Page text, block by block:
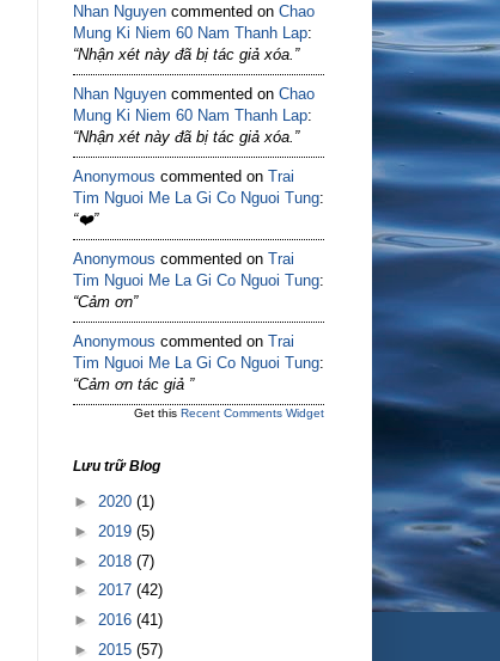
Nhan Nguyen commented on Chao
Mung Ki Niem 60 Nam Thanh Lap:
“Nhận xét này đã bị tác giả xóa.”
Nhan Nguyen commented on Chao
Mung Ki Niem 60 Nam Thanh Lap:
“Nhận xét này đã bị tác giả xóa.”
Anonymous commented on Trai
Tim Nguoi Me La Gi Co Nguoi Tung:
“❤️”
Anonymous commented on Trai
Tim Nguoi Me La Gi Co Nguoi Tung:
“Cảm ơn”
Anonymous commented on Trai
Tim Nguoi Me La Gi Co Nguoi Tung:
“Cảm ơn tác giả ”
Get this Recent Comments Widget
Lưu trữ Blog
► 2020 (1)
► 2019 (5)
► 2018 (7)
► 2017 (42)
► 2016 (41)
► 2015 (57)